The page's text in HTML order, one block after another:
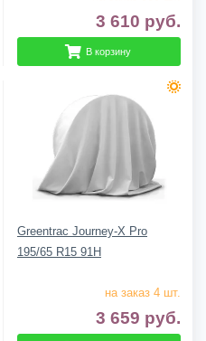
3 610 руб.
В корзину
Greentrac Journey-X Pro
195/65 R15 91H
на заказ 4 шт.
3 659 руб.